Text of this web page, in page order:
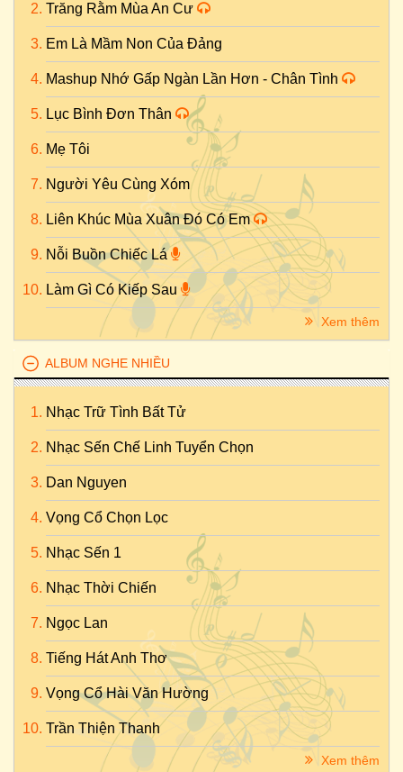
Trăng Rằm Mùa An Cư
Em Là Mầm Non Của Đảng
Mashup Nhớ Gấp Ngàn Lần Hơn - Chân Tình
Lục Bình Đơn Thân
Mẹ Tôi
Người Yêu Cùng Xóm
Liên Khúc Mùa Xuân Đó Có Em
Nỗi Buồn Chiếc Lá
Làm Gì Có Kiếp Sau
Xem thêm
ALBUM NGHE NHIỀU
Nhạc Trữ Tình Bất Tử
Nhạc Sến Chế Linh Tuyển Chọn
Dan Nguyen
Vọng Cổ Chọn Lọc
Nhạc Sến 1
Nhạc Thời Chiến
Ngọc Lan
Tiếng Hát Anh Thơ
Vọng Cổ Hài Văn Hường
Trần Thiện Thanh
Xem thêm